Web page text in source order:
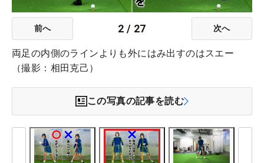
前へ 2 / 27 次へ
両足の内側のラインよりも外にはみ出すのはスエー
（撮影：相田克己）
この写真の記事を読む